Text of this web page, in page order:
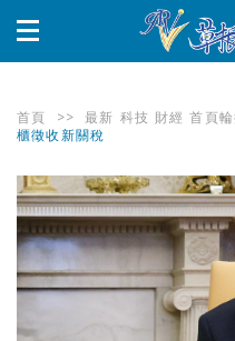
首頁 >> 最新 科技 財經 首頁
櫃徵收新關稅